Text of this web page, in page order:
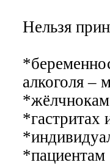
Нельзя
алкоголя –
*гастритах